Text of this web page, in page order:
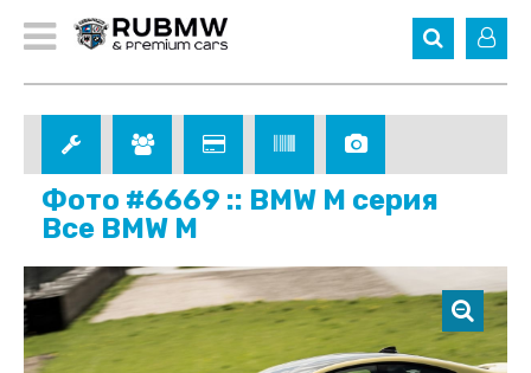
Фото #6669 :: BMW M серия
Все BMW M